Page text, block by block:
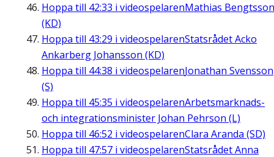
Hoppa till 42:33 i videospelarenMathias Bengtsson
(KD)
Hoppa till 43:29 i videospelarenStatsrådet Acko
Ankarberg Johansson (KD)
Hoppa till 44:38 i videospelarenJonathan Svensson
(S)
Hoppa till 45:35 i videospelarenArbetsmarknads-
och integrationsminister Johan Pehrson (L)
Hoppa till 46:52 i videospelarenClara Aranda (SD)
Hoppa till 47:57 i videospelarenStatsrådet Anna